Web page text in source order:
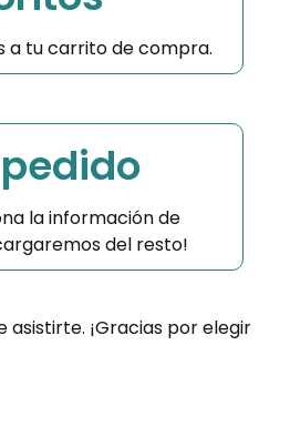
a tu carrito de compra.
la información de
del resto!
¡Gracias por elegir